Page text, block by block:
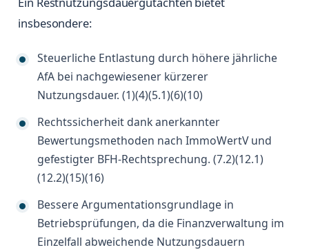
insbesondere:
Steuerliche Entlastung durch höhere jährliche
AfA bei nachgewiesener kürzerer
Nutzungsdauer. (1)(4)(5.1)(6)(10)
Rechtssicherheit dank anerkannter
Bewertungsmethoden nach ImmoWertV und
gefestigter BFH-Rechtsprechung. (7.2)(12.1)
(12.2)(15)(16)
Bessere Argumentationsgrundlage in
Betriebsprüfungen, da die Finanzverwaltung im
Einzelfall abweichende Nutzungsdauern